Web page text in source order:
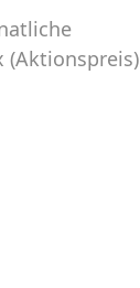
(Aktionspreis)